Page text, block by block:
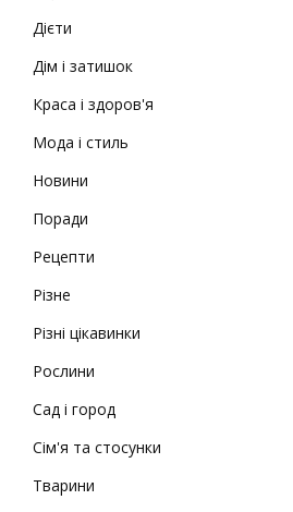
Дієти
Дім і затишок
Краса і здоров'я
Мода і стиль
Новини
Поради
Рецепти
Різне
Різні цікавинки
Рослини
Сад і город
Сім'я та стосунки
Тварини